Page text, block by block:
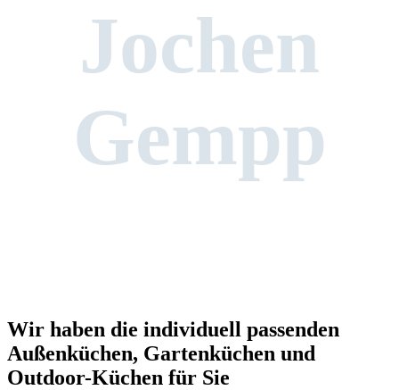
Jochen
Gempp
Wir haben die individuell passenden
Außenküchen, Gartenküchen und
Outdoor-Küchen für Sie